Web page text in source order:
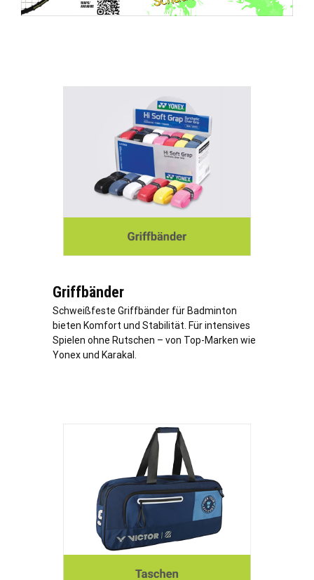
Griffbänder
Schweißfeste Griffbänder für Badminton
bieten Komfort und Stabilität. Für intensives
Spielen ohne Rutschen – von Top-Marken wie
Yonex und Karakal.